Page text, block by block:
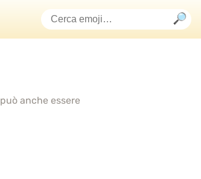
può anche essere